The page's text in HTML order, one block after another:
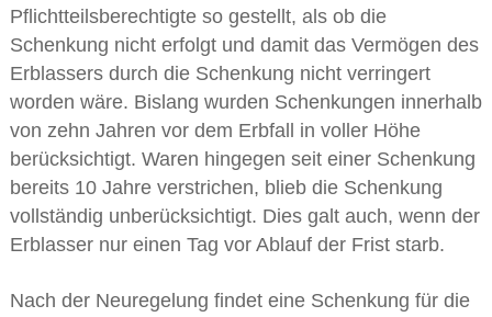
Pflichtteilsberechtigte so gestellt, als ob die
Schenkung nicht erfolgt und damit das Vermögen des
Erblassers durch die Schenkung nicht verringert
worden wäre. Bislang wurden Schenkungen innerhalb
von zehn Jahren vor dem Erbfall in voller Höhe
berücksichtigt. Waren hingegen seit einer Schenkung
bereits 10 Jahre verstrichen, blieb die Schenkung
vollständig unberücksichtigt. Dies galt auch, wenn der
Erblasser nur einen Tag vor Ablauf der Frist starb.
Nach der Neuregelung findet eine Schenkung für die